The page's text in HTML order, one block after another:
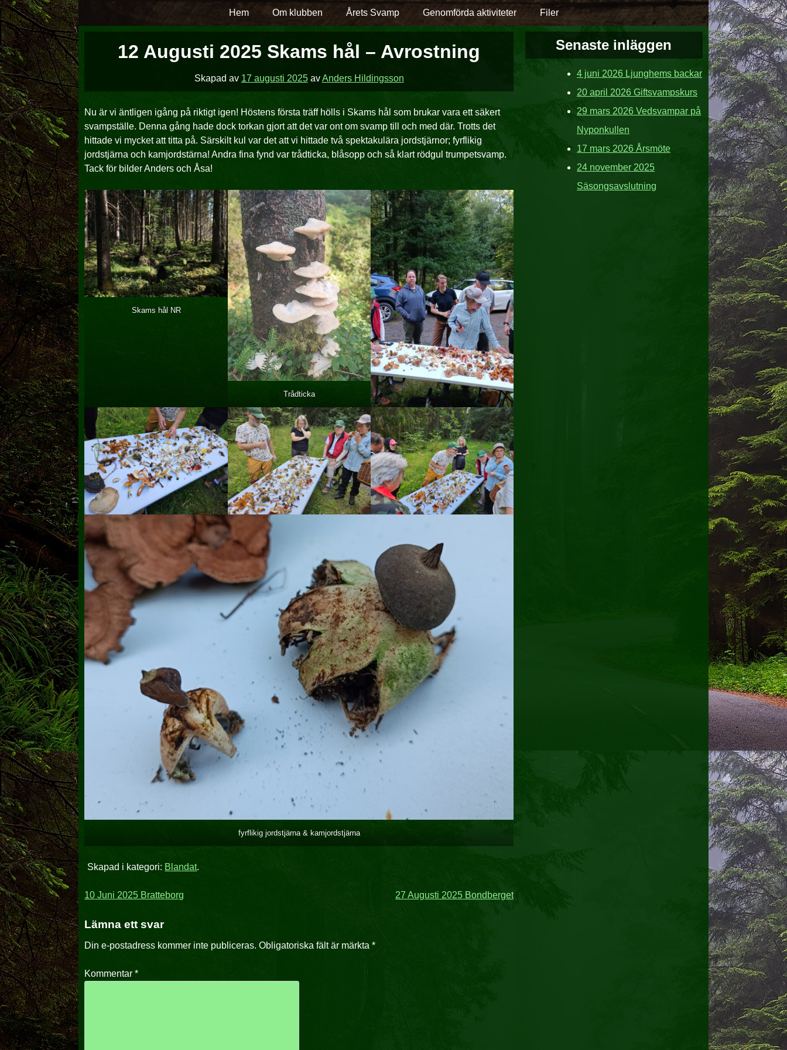
Hoppa
över
till
innehåll
Hem Om klubben Årets Svamp Genomförda aktiviteter Filer
12 Augusti 2025 Skams hål – Avrostning
Skapad av 17 augusti 2025avAnders Hildingsson
Nu är vi äntligen igång på riktigt igen! Höstens första träff hölls i Skams hål som brukar vara ett säkert
svampställe. Denna gång hade dock torkan gjort att det var ont om svamp till och med där. Trotts det
hittade vi mycket att titta på. Särskilt kul var det att vi hittade två spektakulära jordstjärnor; fyrflikig
jordstjärna och kamjordstärna! Andra fina fynd var trådticka, blåsopp och så klart rödgul trumpetsvamp.
Tack för bilder Anders och Åsa!
Skams hål NR
Trådticka
fyrflikig jordstjärna & kamjordstjärna
Skapad i kategori: Blandat.
Inläggsnavigering
10 Juni 2025 Bratteborg 27 Augusti 2025 Bondberget
Lämna ett svar
Din e-postadress kommer inte publiceras. Obligatoriska fält är märkta*
Kommentar*
Senaste inläggen
4 juni 2026 Ljunghems backar
20 april 2026 Giftsvampskurs
29 mars 2026 Vedsvampar på
Nyponkullen
17 mars 2026 Årsmöte
24 november 2025
Säsongsavslutning